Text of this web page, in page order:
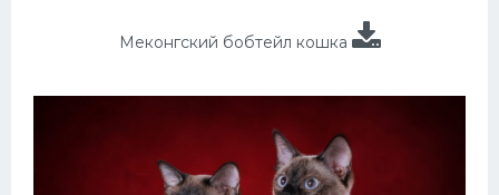
Меконгский бобтейл кошка